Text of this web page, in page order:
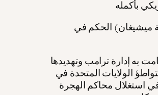
ميشيغان) الحكم في
به إدارة ترامب وتهديدها
الولايات المتحدة في
استغلال محاكم الهجرة